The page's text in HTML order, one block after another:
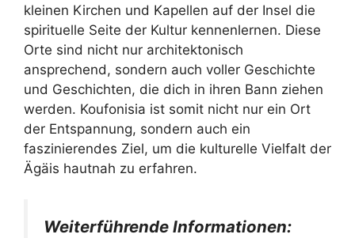
kleinen Kirchen und Kapellen auf der Insel die
spirituelle Seite der Kultur kennenlernen. Diese
Orte sind nicht nur architektonisch
ansprechend, sondern auch voller Geschichte
und Geschichten, die dich in ihren Bann ziehen
werden. Koufonisia ist somit nicht nur ein Ort
der Entspannung, sondern auch ein
faszinierendes Ziel, um die kulturelle Vielfalt der
Ägäis hautnah zu erfahren.
Weiterführende Informationen: